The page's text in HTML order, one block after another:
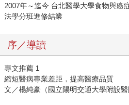
2007年～迄今 台北醫學大學食物與癌
法學分班進修結業
序／導讀
專文推薦 1
縮短醫病專業差距，提高醫療品質
文／楊純豪（國立陽明交通大學附設醫